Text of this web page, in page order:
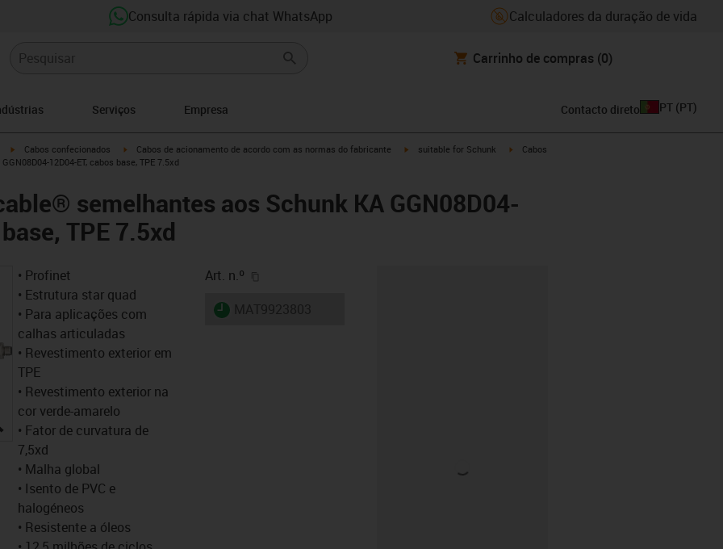
Consulta rápida via chat WhatsApp Calculadores da duração de vida
Carrinho de compras (0)
Serviços Empresa Contacto direto PT (PT)
igus-icon-arrow-right
Cabos confecionados igus-icon-arrow-right
Cabos de acionamento de acordo com as normas do fabricante igus-icon-arrow-right
suitable for Schunk igus-icon-arrow-right
Cabos
12D04-ET, cabos base, TPE 7.5xd
semelhantes aos Schunk KA GGN08D04-
TPE 7.5xd
igus-icon-lupe
• Profinet
• Estrutura star quad
• Para aplicações com
calhas articuladas
• Revestimento exterior em
TPE
• Revestimento exterior na
cor verde-amarelo
• Fator de curvatura de
7,5xd
• Malha global
• Isento de PVC e
halogéneos
• Resistente a óleos
Art. n.º
igus-icon-lieferzeit